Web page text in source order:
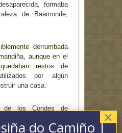
formaba
de Baamonde,
derrumbada
aunque en el
restos de
por algún
una casa.
de los Condes de
Vázquez Seijas,
estimaba que fue